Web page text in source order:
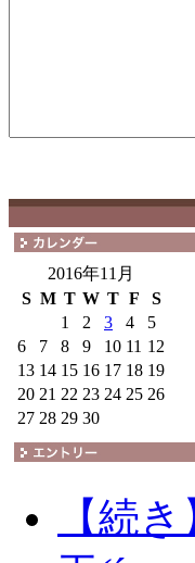
2016年11月
S M T W T F
S
1
2 3 4
5
6
7 8 9 10 11 12
13 14 15 16 17 18 19
20 21 22 23 24 25 26
27 28 29 30
【続